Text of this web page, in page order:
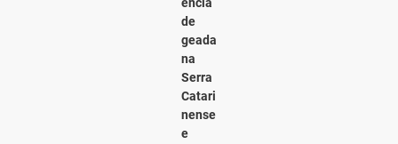
ência
de
geada
na
Serra
Catari
nense
e